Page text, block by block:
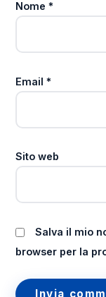
Nome*
Email*
Sito web
Salva il mio
browser per la